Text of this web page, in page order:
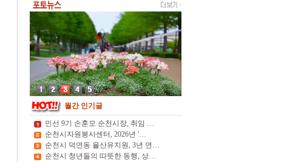
월간 인기글
민선 9기 손훈모 순천시장, 취임 …
순천시자원봉사센터, 2026년 '…
순천시 덕연동 율산유치원, 3년 연…
순천시 청년들의 따뜻한 동행, 상…